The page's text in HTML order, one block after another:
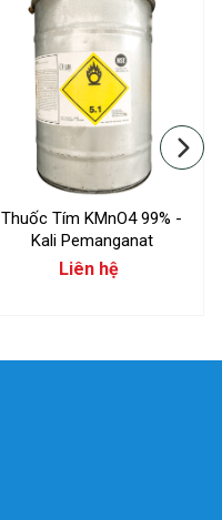
Thuốc Tím KMnO4 99% -
Kali Pemanganat
Liên hệ